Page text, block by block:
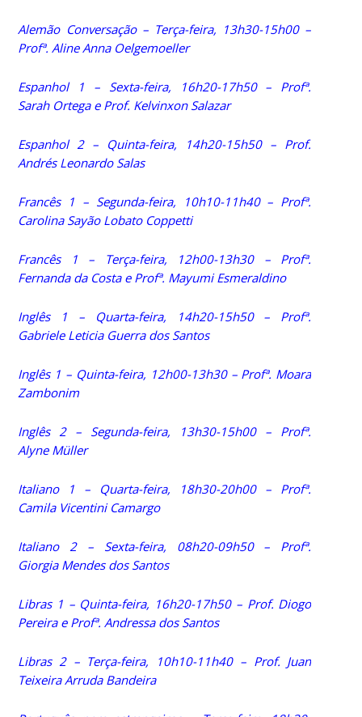
Alemão Conversação – Terça-feira, 13h30-15h00 –
Profª. Aline Anna Oelgemoeller
Espanhol 1 – Sexta-feira, 16h20-17h50 – Profª.
Sarah Ortega e Prof. Kelvinxon Salazar
Espanhol 2 – Quinta-feira, 14h20-15h50 – Prof.
Andrés Leonardo Salas
Francês 1 – Segunda-feira, 10h10-11h40 – Profª.
Carolina Sayão Lobato Coppetti
Francês 1 – Terça-feira, 12h00-13h30 – Profª.
Fernanda da Costa e Profª. Mayumi Esmeraldino
Inglês 1 – Quarta-feira, 14h20-15h50 – Profª.
Gabriele Leticia Guerra dos Santos
Inglês 1 – Quinta-feira, 12h00-13h30 – Profª. Moara
Zambonim
Inglês 2 – Segunda-feira, 13h30-15h00 – Profª.
Alyne Müller
Italiano 1 – Quarta-feira, 18h30-20h00 – Profª.
Camila Vicentini Camargo
Italiano 2 – Sexta-feira, 08h20-09h50 – Profª.
Giorgia Mendes dos Santos
Libras 1 – Quinta-feira, 16h20-17h50 – Prof. Diogo
Pereira e Profª. Andressa dos Santos
Libras 2 – Terça-feira, 10h10-11h40 – Prof. Juan
Teixeira Arruda Bandeira